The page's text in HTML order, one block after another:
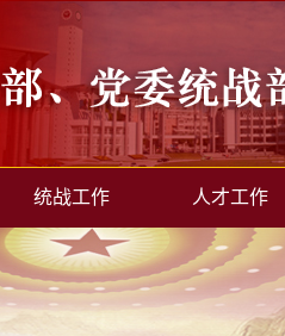
统战工作 人才工作